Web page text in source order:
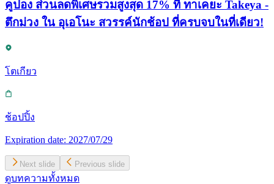
คูปอง ส่วนลดพิเศษรวมสูงสุด 17% ที่ ทาเคยะ Takeya -
ตึกม่วง ใน อุเอโนะ สวรรค์นักช้อป ที่ครบจบในที่เดียว!
โตเกียว
ช้อปปิ้ง
Expiration date: 2027/07/29
Next slide Previous slide
ดูบทความทั้งหมด